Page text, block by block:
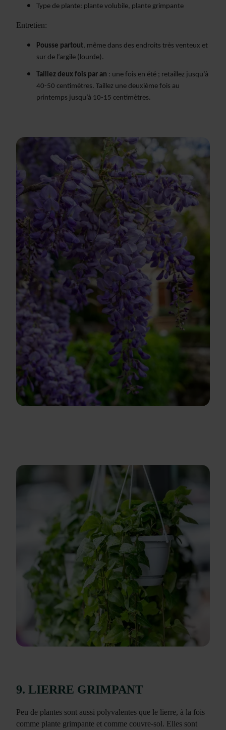
Type de plante: plante volubile, plante grimpante
Entretien:
Pousse partout, même dans des endroits très venteux et
sur de l’argile (lourde).
Taillez deux fois par an : une fois en été ; retaillez jusqu’à
40-50 centimètres. Taillez une deuxième fois au
printemps jusqu’à 10-15 centimètres.
9. LIERRE GRIMPANT
Peu de plantes sont aussi polyvalentes que le lierre, à la fois
comme plante grimpante et comme couvre-sol. Elles sont